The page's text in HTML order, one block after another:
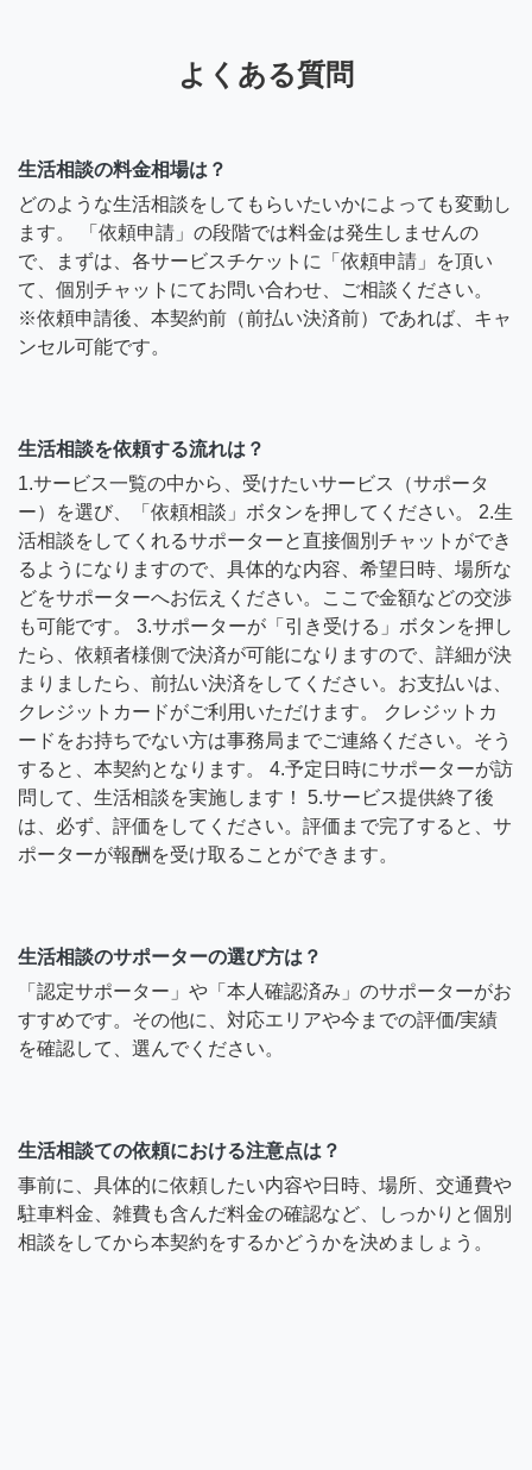
よくある質問
生活相談の料金相場は？
どのような生活相談をしてもらいたいかによっても変動し
ます。 「依頼申請」の段階では料金は発生しませんの
で、まずは、各サービスチケットに「依頼申請」を頂い
て、個別チャットにてお問い合わせ、ご相談ください。
※依頼申請後、本契約前（前払い決済前）であれば、キャ
ンセル可能です。
生活相談を依頼する流れは？
1.サービス一覧の中から、受けたいサービス（サポータ
ー）を選び、「依頼相談」ボタンを押してください。 2.生
活相談をしてくれるサポーターと直接個別チャットができ
るようになりますので、具体的な内容、希望日時、場所な
どをサポーターへお伝えください。ここで金額などの交渉
も可能です。 3.サポーターが「引き受ける」ボタンを押し
たら、依頼者様側で決済が可能になりますので、詳細が決
まりましたら、前払い決済をしてください。お支払いは、
クレジットカードがご利用いただけます。 クレジットカ
ードをお持ちでない方は事務局までご連絡ください。そう
すると、本契約となります。 4.予定日時にサポーターが訪
問して、生活相談を実施します！ 5.サービス提供終了後
は、必ず、評価をしてください。評価まで完了すると、サ
ポーターが報酬を受け取ることができます。
生活相談のサポーターの選び方は？
「認定サポーター」や「本人確認済み」のサポーターがお
すすめです。その他に、対応エリアや今までの評価/実績
を確認して、選んでください。
生活相談ての依頼における注意点は？
事前に、具体的に依頼したい内容や日時、場所、交通費や
駐車料金、雑費も含んだ料金の確認など、しっかりと個別
相談をしてから本契約をするかどうかを決めましょう。